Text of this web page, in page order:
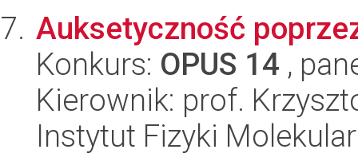
Auksetyczność
Konkurs: OPUS 14 ,
Kierownik: prof.
Instytut Fizyki